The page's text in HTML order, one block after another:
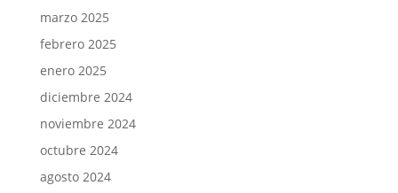
marzo 2025
febrero 2025
enero 2025
diciembre 2024
noviembre 2024
octubre 2024
agosto 2024